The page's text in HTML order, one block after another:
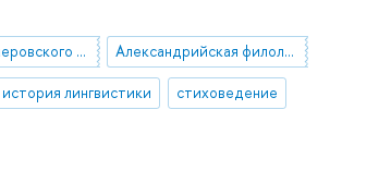
рецепция гомеровского эпоса Александрийская филология
история лингвистики стиховедение